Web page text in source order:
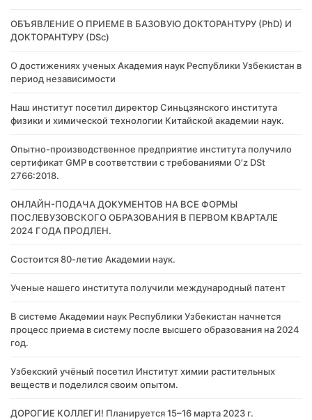
​ОБЪЯВЛЕНИЕ О ПРИЕМЕ В БАЗОВУЮ ДОКТОРАНТУРУ (PhD) И
ДОКТОРАНТУРУ (DSc)
О достижениях ученых Академия наук Республики Узбекистан в
период независимости
Наш институт посетил директор Синьцзянского института
физики и химической технологии Китайской академии наук.
Опытно-производственное предприятие института получило
сертификат GMP в соответствии с требованиями O’z DSt
2766:2018.
ОНЛАЙН-ПОДАЧА ДОКУМЕНТОВ НА ВСЕ ФОРМЫ
ПОСЛЕВУЗОВСКОГО ОБРАЗОВАНИЯ В ПЕРВОМ КВАРТАЛЕ
2024 ГОДА ПРОДЛЕН.
Состоится 80-летие Академии наук.
Ученые нашего института получили международный патент
В системе Академии наук Республики Узбекистан начнется
процесс приема в систему после высшего образования на 2024
год.
Узбекский учёный посетил Институт химии растительных
веществ и поделился своим опытом.
ДОРОГИЕ КОЛЛЕГИ! Планируется 15–16 марта 2023 г.